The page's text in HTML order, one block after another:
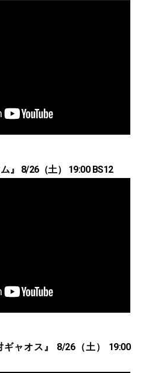
』 8/26（土） 19:00 BS12
ギャオス』 8/26（土） 19:00